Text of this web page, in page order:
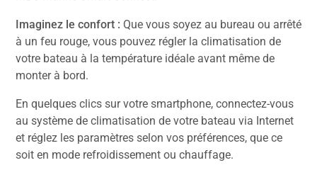
Imaginez le confort : Que vous soyez au bureau ou arrêté
à un feu rouge, vous pouvez régler la climatisation de
votre bateau à la température idéale avant même de
monter à bord.
En quelques clics sur votre smartphone, connectez-vous
au système de climatisation de votre bateau via Internet
et réglez les paramètres selon vos préférences, que ce
soit en mode refroidissement ou chauffage.